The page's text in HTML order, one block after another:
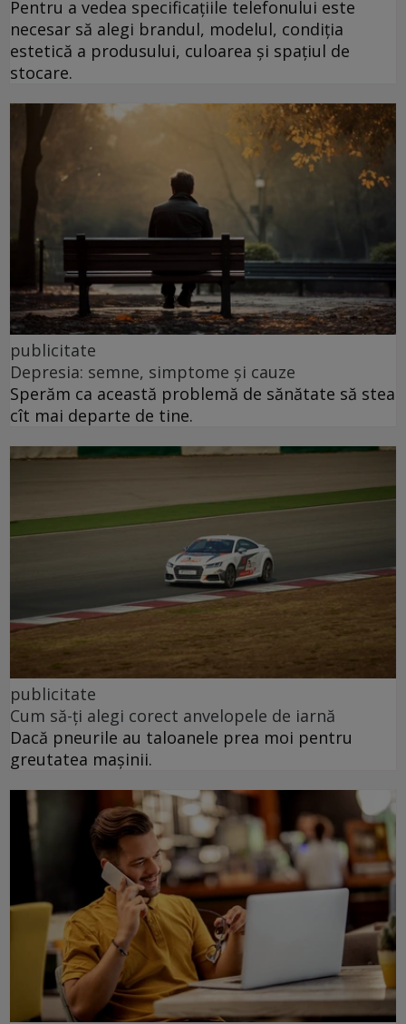
Pentru a vedea specificațiile telefonului este
necesar să alegi brandul, modelul, condiția
estetică a produsului, culoarea și spațiul de
stocare.
publicitate
Depresia: semne, simptome și cauze
Sperăm ca această problemă de sănătate să stea
cît mai departe de tine.
publicitate
Cum să-ți alegi corect anvelopele de iarnă
Dacă pneurile au taloanele prea moi pentru
greutatea mașinii.